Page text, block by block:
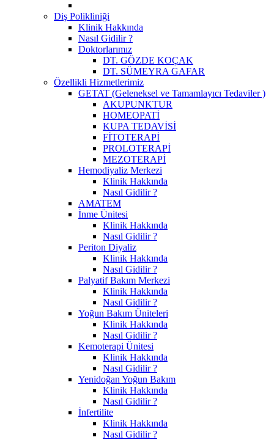
Diş Polikliniği
Klinik Hakkında
Nasıl Gidilir ?
Doktorlarımız
DT. GÖZDE KOÇAK
DT. SÜMEYRA GAFAR
Özellikli Hizmetlerimiz
GETAT (Geleneksel ve Tamamlayıcı Tedaviler )
AKUPUNKTUR
HOMEOPATİ
KUPA TEDAVİSİ
FİTOTERAPİ
PROLOTERAPİ
MEZOTERAPİ
Hemodiyaliz Merkezi
Klinik Hakkında
Nasıl Gidilir ?
AMATEM
İnme Ünitesi
Klinik Hakkında
Nasıl Gidilir ?
Periton Diyaliz
Klinik Hakkında
Nasıl Gidilir ?
Palyatif Bakım Merkezi
Klinik Hakkında
Nasıl Gidilir ?
Yoğun Bakım Üniteleri
Klinik Hakkında
Nasıl Gidilir ?
Kemoterapi Ünitesi
Klinik Hakkında
Nasıl Gidilir ?
Yenidoğan Yoğun Bakım
Klinik Hakkında
Nasıl Gidilir ?
İnfertilite
Klinik Hakkında
Nasıl Gidilir ?